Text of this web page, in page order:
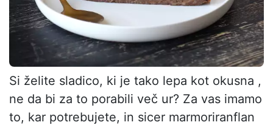
Si želite sladico, ki je tako lepa kot okusna ,
ne da bi za to porabili več ur? Za vas imamo
to, kar potrebujete, in sicer marmoriranflan